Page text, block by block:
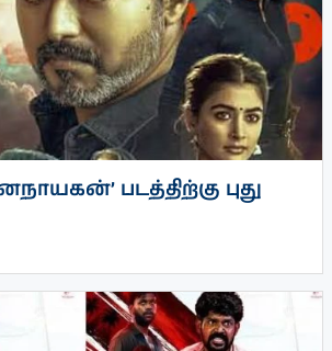
படத்திற்கு புது